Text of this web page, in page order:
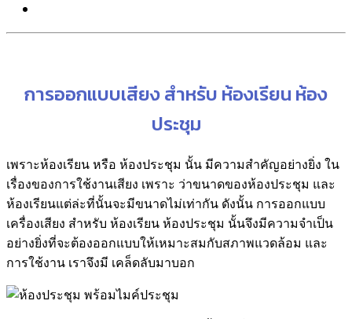
การออกแบบเสียง สำหรับ ห้องเรียน ห้อง
ประชุม
เพราะห้องเรียน หรือ ห้องประชุม นั้น มีความสำคัญอย่างยิ่ง ใน
เรื่องของการใช้งานเสียง เพราะ ว่าขนาดของห้องประชุม และ
ห้องเรียนแต่ล่ะที่นั้นจะมีขนาดไม่เท่ากัน ดังนั้น การออกแบบ
เครื่องเสียง สำหรับ ห้องเรียน ห้องประชุม นั้นจึงมีความจำเป็น
อย่างยิ่งที่จะต้องออกแบบให้เหมาะสมกับสภาพแวดล้อม และ
การใช้งาน เราจึงมี เคล็ดลับมาบอก